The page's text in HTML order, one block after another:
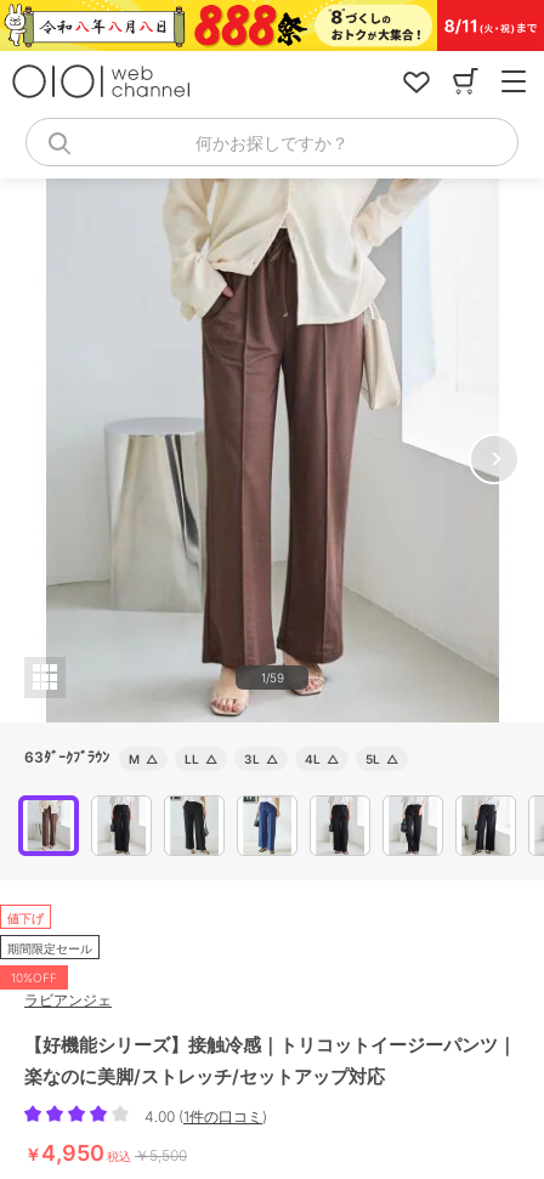
コ
ン
何かお探しですか？
1/59
63ﾀﾞｰｸﾌﾞﾗｳﾝ M △ LL △ 3L △ 4L △ 5L △
値下げ
期間限定セール
10%OFF
ラビアンジェ
【好機能シリーズ】接触冷感｜トリコットイージーパンツ｜
楽なのに美脚/ストレッチ/セットアップ対応
4.00 (1件の口コミ )
￥4,950 税込 ￥5,500